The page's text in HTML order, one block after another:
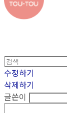
수정하기
삭제하기
글쓴이